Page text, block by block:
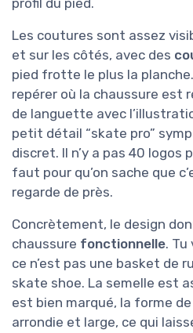
profil du pied.
Les coutures sont assez
et sur les côtés, avec des
pied frotte le plus la
repérer où la chaussure est
de languette avec
petit détail “skate pro”
discret. Il n’y a pas 40 logos
faut pour qu’on sache que
regarde de près.
Concrètement, le design
chaussure fonctionnelle.
ce n’est pas une basket de
skate shoe. La semelle est
est bien marqué, la forme
arrondie et large, ce qui